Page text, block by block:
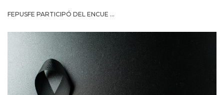
FEPUSFE PARTICIPÓ DEL ENCUE ...